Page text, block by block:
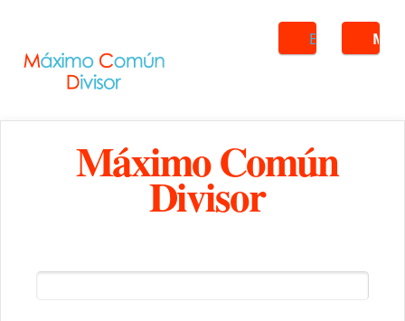
Buscar
Máximo Común
Divisor